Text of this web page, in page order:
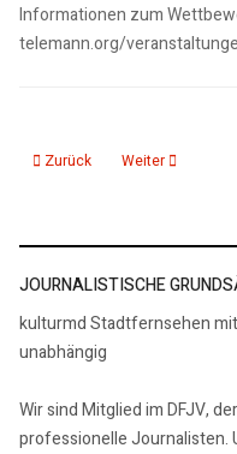
Informationen zum
telemann.org/
Vorheriger Beitrag: 13.02.25:
Zurück Nächster
Weiter
JOURNALISTISCHE
kulturmd Stadtfernsehen
unabhängig
Wir sind Mitglied im DFJV,
professionelle Journalisten.